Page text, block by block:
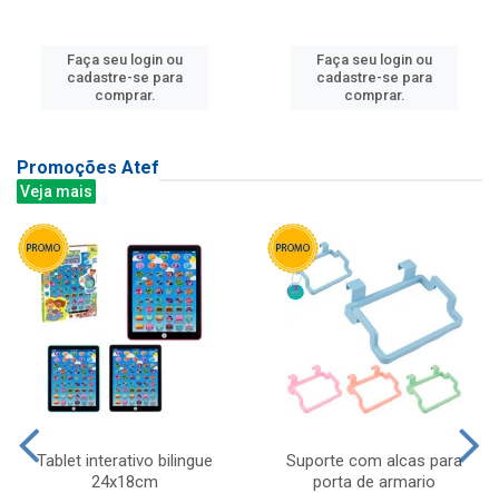
Faça seu login ou
cadastre-se para
comprar.
Faça seu login ou
cadastre-se para
comprar.
Promoções Atef
Veja mais
Tablet interativo bilingue
24x18cm
Suporte com alcas para
porta de armario